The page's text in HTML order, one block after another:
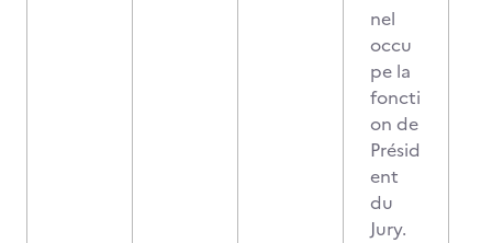
nel
occu
pe la
foncti
on de
Présid
ent
du
Jury.